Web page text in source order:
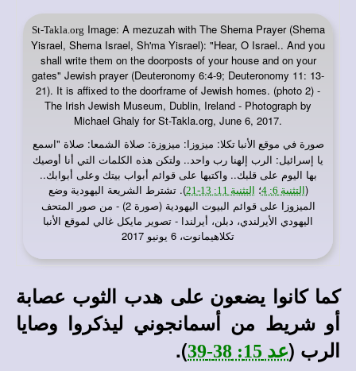
St-Takla.org Image: A mezuzah with The Shema Prayer (Shema
Yisrael, Shema Israel, Sh'ma Yisrael): "Hear, O Israel.. And you
shall write them on the doorposts of your house and on your
gates" Jewish prayer (Deuteronomy 6:4-9; Deuteronomy 11: 13-
21). It is affixed to the doorframe of Jewish homes. (photo 2) -
The Irish Jewish Museum, Dublin, Ireland - Photograph by
Michael Ghaly for St-Takla.org, June 6, 2017.
صورة في موقع الأنبا تكلا: ميزوزا: ميزوزة: صلاة الشمعا: صلاة "اسمع
يا إسرائيل: الرب إلهنا رب واحد.. ولتكن هذه الكلمات التي أنا أوصيك
بها اليوم على قلبك.. واكتبها على قوائم أبواب بيتك وعلى أبوابك..
( التثنية 6: 4 ؛ التثنية 11: 13-21
). تشترط الشريعة اليهودية وضع
الميزوزا على قوائم البيوت اليهودية (صورة 2) - من صور المتحف
اليهودي الأيرلندي، دبلن، أيرلندا - تصوير مايكل غالي لموقع الأنبا
تكلاهيمانوت، 6 يونيو 2017
كما كانوا يضعون على هدب الثوب عصابة
أو شريط من أسمانجوني ليذكروا وصايا
الرب (عد 15: 38-39
).